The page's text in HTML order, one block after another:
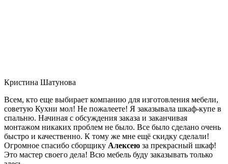
Кристина Шатунова
Всем, кто еще выбирает компанию для изготовления мебели,
советую Кухни мол! Не пожалеете! Я заказывала шкаф-купе в
спальню. Начиная с обсуждения заказа и заканчивая
монтажом никаких проблем не было. Все было сделано очень
быстро и качественно. К тому же мне ещё скидку сделали!
Огромное спасибо сборщику Алексею за прекрасный шкаф!
Это мастер своего дела! Всю мебель буду заказывать только